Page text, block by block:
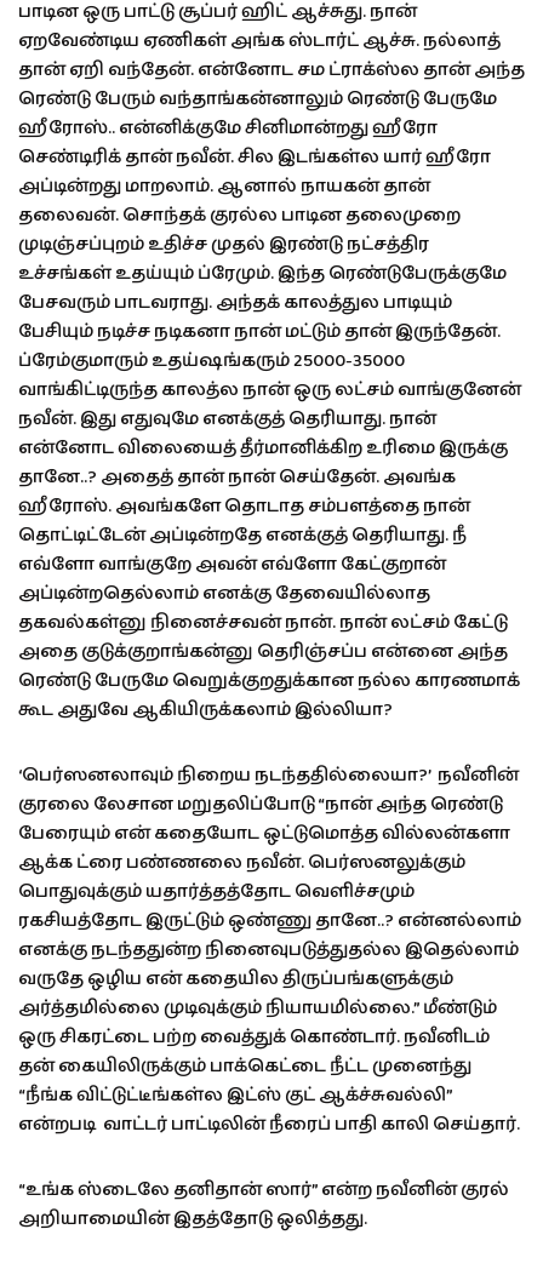
பாடின ஒரு பாட்டு சூப்பர் ஹிட் ஆச்சுது. நான்
ஏறவேண்டிய ஏணிகள் அங்க ஸ்டார்ட் ஆச்சு. நல்லாத்
தான் ஏறி வந்தேன். என்னோட சம ட்ராக்ஸ்ல தான் அந்த
ரெண்டு பேரும் வந்தாங்கன்னாலும் ரெண்டு பேருமே
ஹீரோஸ்.. என்னிக்குமே சினிமான்றது ஹீரோ
செண்டிரிக் தான் நவீன். சில இடங்கள்ல யார் ஹீரோ
அப்டின்றது மாறலாம். ஆனால் நாயகன் தான்
தலைவன். சொந்தக் குரல்ல பாடின தலைமுறை
முடிஞ்சப்புறம் உதிச்ச முதல் இரண்டு நட்சத்திர
உச்சங்கள் உதய்யும் ப்ரேமும். இந்த ரெண்டுபேருக்குமே
பேசவரும் பாடவராது. அந்தக் காலத்துல பாடியும்
பேசியும் நடிச்ச நடிகனா நான் மட்டும் தான் இருந்தேன்.
ப்ரேம்குமாரும் உதய்ஷங்கரும் 25000-35000
வாங்கிட்டிருந்த காலத்ல நான் ஒரு லட்சம் வாங்குனேன்
நவீன். இது எதுவுமே எனக்குத் தெரியாது. நான்
என்னோட விலையைத் தீர்மானிக்கிற உரிமை இருக்கு
தானே..? அதைத் தான் நான் செய்தேன். அவங்க
ஹீரோஸ். அவங்களே தொடாத சம்பளத்தை நான்
தொட்டிட்டேன் அப்டின்றதே எனக்குத் தெரியாது. நீ
எவ்ளோ வாங்குறே அவன் எவ்ளோ கேட்குறான்
அப்டின்றதெல்லாம் எனக்கு தேவையில்லாத
தகவல்கள்னு நினைச்சவன் நான். நான் லட்சம் கேட்டு
அதை குடுக்குறாங்கன்னு தெரிஞ்சப்ப என்னை அந்த
ரெண்டு பேருமே வெறுக்குறதுக்கான நல்ல காரணமாக்
கூட அதுவே ஆகியிருக்கலாம் இல்லியா?
‘பெர்ஸனலாவும் நிறைய நடந்ததில்லையா?’ நவீனின்
குரலை லேசான மறுதலிப்போடு “நான் அந்த ரெண்டு
பேரையும் என் கதையோட ஒட்டுமொத்த வில்லன்களா
ஆக்க ட்ரை பண்ணலை நவீன். பெர்ஸனலுக்கும்
பொதுவுக்கும் யதார்த்தத்தோட வெளிச்சமும்
ரகசியத்தோட இருட்டும் ஒண்ணு தானே..? என்னல்லாம்
எனக்கு நடந்ததுன்ற நினைவுபடுத்துதல்ல இதெல்லாம்
வருதே ஒழிய என் கதையில திருப்பங்களுக்கும்
அர்த்தமில்லை முடிவுக்கும் நியாயமில்லை.” மீண்டும்
ஒரு சிகரட்டை பற்ற வைத்துக் கொண்டார். நவீனிடம்
தன் கையிலிருக்கும் பாக்கெட்டை நீட்ட முனைந்து
“நீங்க விட்டுட்டீங்கள்ல இட்ஸ் குட் ஆக்ச்சுவல்லி”
என்றபடி வாட்டர் பாட்டிலின் நீரைப் பாதி காலி செய்தார்.
“உங்க ஸ்டைலே தனிதான் ஸார்” என்ற நவீனின் குரல்
அறியாமையின் இதத்தோடு ஒலித்தது.